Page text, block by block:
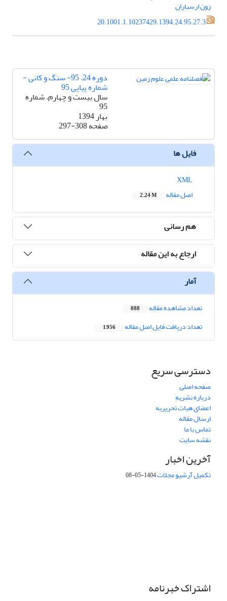
زون ارسباران
20.1001.1.10237429.1394.24.95.27.3
دوره 24، 95- سنگ و کانی -
شماره پیاپی 95
سال بیست و چهارم، شماره
95
بهار 1394
صفحه297-308
فایل ها
اصل مقاله
2.24 M
هم رسانی
ارجاع به این مقاله
آمار
تعداد مشاهده مقاله 888
تعداد دریافت فایل اصل مقاله 1,956
دسترسی سریع
صفحه اصلی
درباره نشریه
اعضای هیات تحریریه
ارسال مقاله
تماس با ما
نقشه سایت
آخرین اخبار
تکمیل آرشیو مجلات1404-05-08
اشتراک خبرنامه